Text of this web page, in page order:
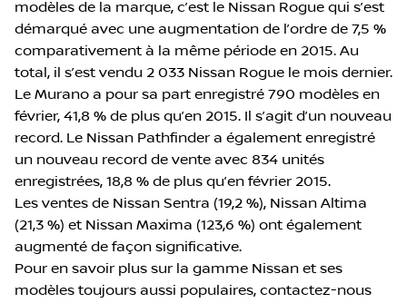
modèles de la marque, c’est le Nissan Rogue qui s’est
démarqué avec une augmentation de l’ordre de 7,5 %
comparativement à la même période en 2015. Au
total, il s’est vendu 2 033 Nissan Rogue le mois dernier.
Le Murano a pour sa part enregistré 790 modèles en
février, 41,8 % de plus qu’en 2015. Il s’agit d’un nouveau
record. Le Nissan Pathfinder a également enregistré
un nouveau record de vente avec 834 unités
enregistrées, 18,8 % de plus qu’en février 2015.
Les ventes de Nissan Sentra (19,2 %), Nissan Altima
(21,3 %) et Nissan Maxima (123,6 %) ont également
augmenté de façon significative.
Pour en savoir plus sur la gamme Nissan et ses
modèles toujours aussi populaires, contactez-nous